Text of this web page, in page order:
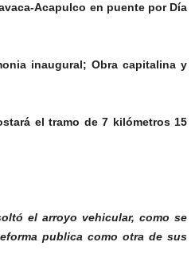
Acapulco en puente por Día
inaugural; Obra capitalina y
el tramo de 7 kilómetros 15
el arroyo vehicular, como se
publica como otra de sus